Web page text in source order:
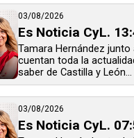
03/08/2026
Es Noticia CyL.
Tamara Hernández
cuentan toda la
saber de Castilla y León...
03/08/2026
Es Noticia CyL.